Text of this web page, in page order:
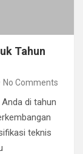
Tahun
No Comments
di tahun
teknis